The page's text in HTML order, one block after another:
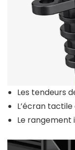
Les tendeurs
L’écran tactile
Le rangement